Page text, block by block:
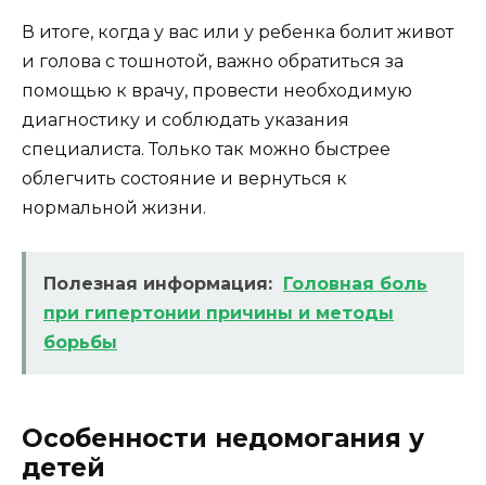
В итоге, когда у вас или у ребенка болит живот
и голова с тошнотой, важно обратиться за
помощью к врачу, провести необходимую
диагностику и соблюдать указания
специалиста. Только так можно быстрее
облегчить состояние и вернуться к
нормальной жизни.
Полезная информация:
Головная боль
при гипертонии причины и методы
борьбы
Особенности недомогания у
детей